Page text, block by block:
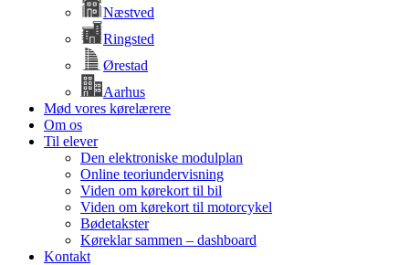
Næstved
Ringsted
Ørestad
Aarhus
Mød vores kørelærere
Om os
Til elever
Den elektroniske modulplan
Online teoriundervisning
Viden om kørekort til bil
Viden om kørekort til motorcykel
Bødetakster
Køreklar sammen – dashboard
Kontakt